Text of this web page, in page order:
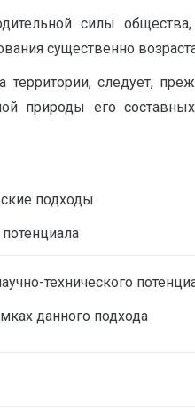
силы
существенно
следует,
природы его
подходы
технического
данного подхода